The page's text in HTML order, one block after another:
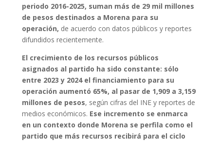
periodo 2016-2025, suman más de 29 mil millones
de pesos destinados a Morena para su
operación, de acuerdo con datos públicos y reportes
difundidos recientemente.
El crecimiento de los recursos públicos
asignados al partido ha sido constante: sólo
entre 2023 y 2024 el financiamiento para su
operación aumentó 65%, al pasar de 1,909 a 3,159
millones de pesos, según cifras del INE y reportes de
medios económicos. Ese incremento se enmarca
en un contexto donde Morena se perfila como el
partido que más recursos recibirá para el ciclo